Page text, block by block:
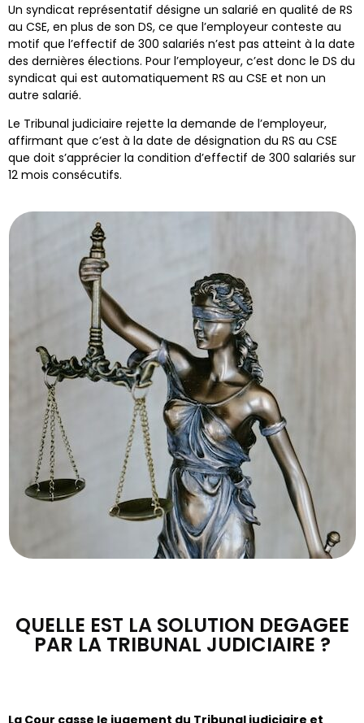
Un syndicat représentatif désigne un salarié en qualité de RS
au CSE, en plus de son DS, ce que l’employeur conteste au
motif que l’effectif de 300 salariés n’est pas atteint à la date
des dernières élections. Pour l’employeur, c’est donc le DS du
syndicat qui est automatiquement RS au CSE et non un
autre salarié.
Le Tribunal judiciaire rejette la demande de l’employeur,
affirmant que c’est à la date de désignation du RS au CSE
que doit s’apprécier la condition d’effectif de 300 salariés sur
12 mois consécutifs.
QUELLE EST LA SOLUTION DEGAGEE
PAR LA TRIBUNAL JUDICIAIRE ?